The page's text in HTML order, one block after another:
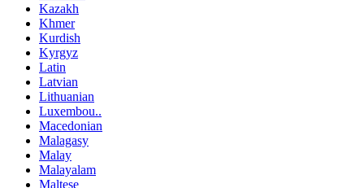
Kazakh
Khmer
Kurdish
Kyrgyz
Latin
Latvian
Lithuanian
Luxembou..
Macedonian
Malagasy
Malay
Malayalam
Maltese